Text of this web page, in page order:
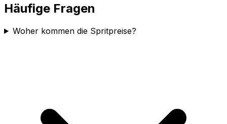
Häufige Fragen
Woher kommen die Spritpreise?